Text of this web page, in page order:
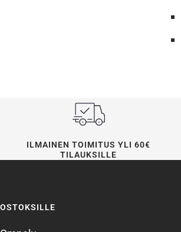
ILMAINEN TOIMITUS YLI 60€
TILAUKSILLE
OSTOKSILLE